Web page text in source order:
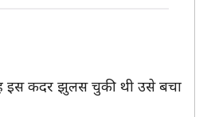
इस कदर झुलस चुकी थी उसे बचा